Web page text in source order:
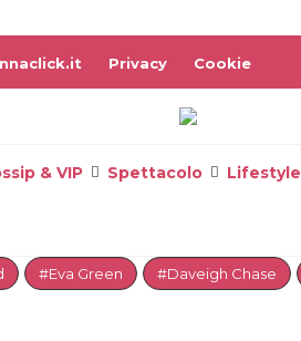
Privacy Cookie
& VIP Spettacolo Lifestyle
#Eva Green #Daveigh Chase